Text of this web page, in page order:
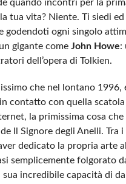
quando incontri per la
tua vita? Niente. Ti siedi
godendoti ogni singolo
gigante come John Howe:
dell’opera di Tolkien.
che nel lontano 1996,
contatto con quella scatola
la primissima cosa
Il Signore degli Anelli. Tra
dedicato la propria arte
semplicemente folgorato
sua incredibile capacità di